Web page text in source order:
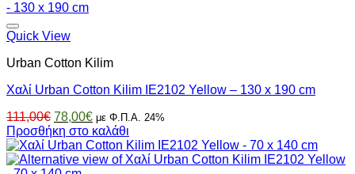
Quick View
Urban Cotton Kilim
Χαλί Urban Cotton Kilim IE2102 Yellow – 130 x 190 cm
111,00€ Original
price
was:
111,00€.
78,00€Η
τρέχουσα
τιμή
είναι:
με Φ.Π.Α. 24%
Προσθήκη στο καλάθι